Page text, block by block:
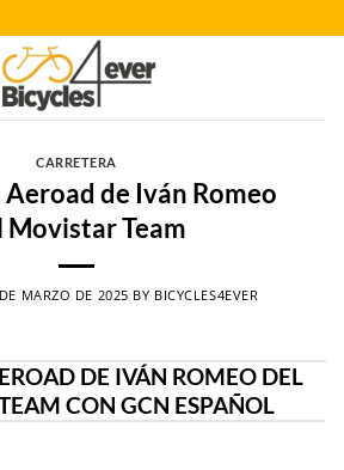
CARRETERA
Aeroad de Iván Romeo
Movistar Team
MARZO DE 2025 BY BICYCLES4EVER
DE IVÁN ROMEO DEL
CON GCN ESPAÑOL